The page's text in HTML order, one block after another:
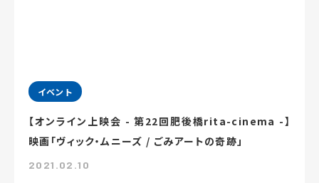
イベント
【オンライン上映会 - 第22回肥後橋rita-cinema -】
映画「ヴィック・ムニーズ / ごみアートの奇跡」
2021.02.10